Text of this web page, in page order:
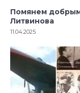
Помянем
Литвинова
11.04.2025